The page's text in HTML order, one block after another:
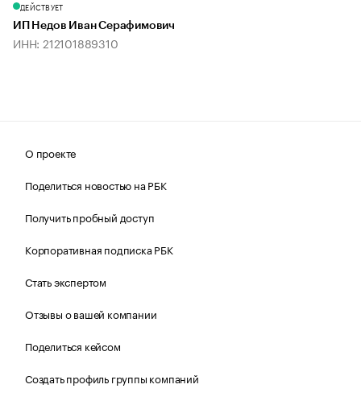
ДЕЙСТВУЕТ
ИП Недов Иван Серафимович
ИНН: 212101889310
О проекте
Поделиться новостью на РБК
Получить пробный доступ
Корпоративная подписка РБК
Стать экспертом
Отзывы о вашей компании
Поделиться кейсом
Создать профиль группы компаний